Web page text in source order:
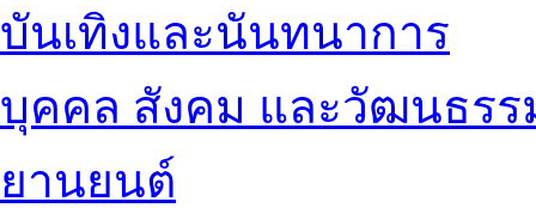
บันเทิงและนันทนาการ
บุคคล สังคม และวัฒนธรร
ยานยนต์